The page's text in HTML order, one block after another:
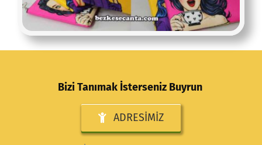
Bizi Tanımak İsterseniz Buyrun
ADRESIMIZ